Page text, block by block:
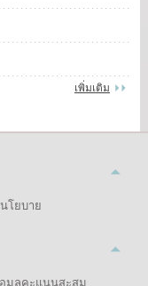
เพิ่มเติม
นโยบาย
มูลคะแนนสะสม